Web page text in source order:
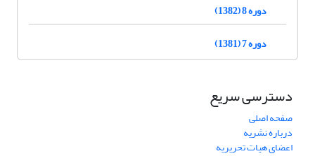
دوره 8 (1382)
دوره 7 (1381)
دسترسی سریع
صفحه اصلی
درباره نشریه
اعضای هیات تحریریه